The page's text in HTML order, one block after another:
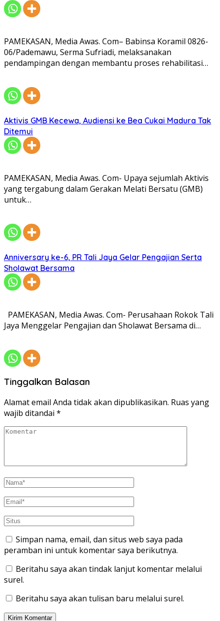
PAMEKASAN, Media Awas. Com– Babinsa Koramil 0826-
06/Pademawu, Serma Sufriadi, melaksanakan
pendampingan dengan membantu proses rehabilitasi…
Aktivis GMB Kecewa, Audiensi ke Bea Cukai Madura Tak
Ditemui
PAMEKASAN, Media Awas. Com- Upaya sejumlah Aktivis
yang tergabung dalam Gerakan Melati Bersatu (GMB)
untuk…
Anniversary ke-6, PR Tali Jaya Gelar Pengajian Serta
Sholawat Bersama
PAMEKASAN, Media Awas. Com- Perusahaan Rokok Tali
Jaya Menggelar Pengajian dan Sholawat Bersama di…
Tinggalkan Balasan
Alamat email Anda tidak akan dipublikasikan. Ruas yang
wajib ditandai *
Simpan nama, email, dan situs web saya pada
peramban ini untuk komentar saya berikutnya.
Beritahu saya akan tindak lanjut komentar melalui
surel.
Beritahu saya akan tulisan baru melalui surel.